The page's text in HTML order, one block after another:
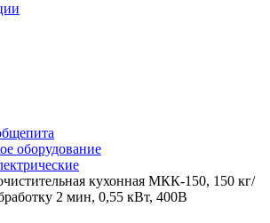
оборудование
кухонная МКК-150, 150 кг/
2 мин, 0,55 кВт, 400В